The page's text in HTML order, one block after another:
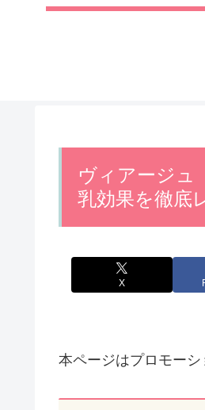
ヴィアージュ
乳効果を徹底
X
本ページはプロモーシ